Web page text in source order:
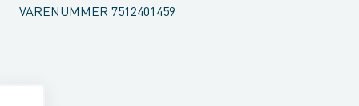
VARENUMMER 7512401459